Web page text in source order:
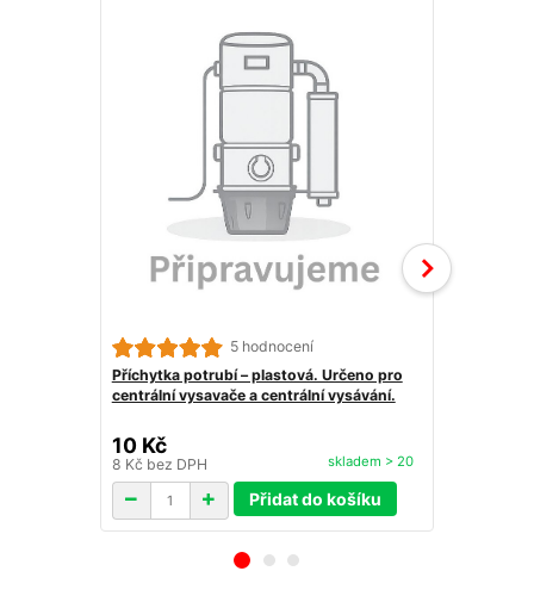
5 hodnocení
Příchytka potrubí – plastová. Určeno pro
centrální vysavače a centrální vysávání.
10 Kč
8 Kč bez DPH skladem > 20
Přidat do košíku